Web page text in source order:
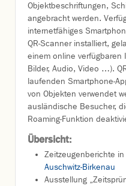
Objektbeschriftungen,
angebracht werden.
internetfähiges
QR-Scanner installiert,
einem online verfügbaren
Bilder, Audio, Video …).
laufenden Smartphone-
von Objekten verwendet
ausländische Besucher,
Roaming-Funktion
Übersicht:
Zeitzeugenberichte
Auschwitz-Birkenau
Ausstellung